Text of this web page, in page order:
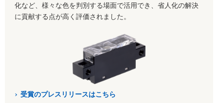
化など、様々な色を判別する場面で活用でき、省人化の解決
に貢献する点が高く評価されました。
受賞のプレスリリースはこちら